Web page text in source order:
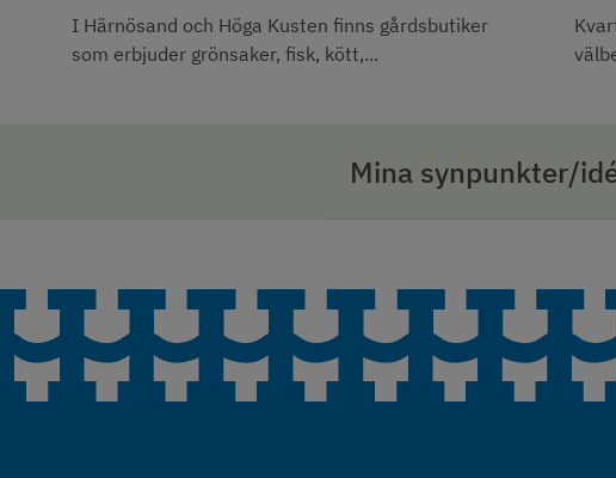
I Härnösand och Höga Kusten finns gårdsbutiker
som erbjuder grönsaker, fisk, kött,...
Mina synpunkter/